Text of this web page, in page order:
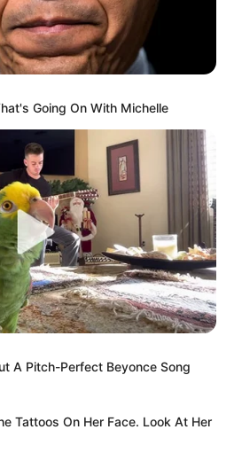
pemburu. Rencananya, ia akan
(dancing bear) dan dibawa
dengan uang
semakin besar di dalam asuhan
jatah makan.
Going On With Michelle
A Pitch-Perfect Beyonce Song
Tattoos On Her Face. Look At Her